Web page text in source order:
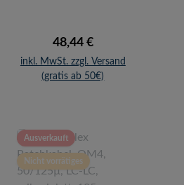
Regulärer Preis:
48,44 €
inkl. MwSt. zzgl. Versand
(gratis ab 50€)
Ausverkauft
Nicht vorrätiges